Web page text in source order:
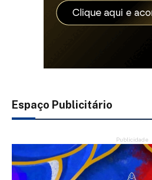
Espaço Publicitário
Publicidade